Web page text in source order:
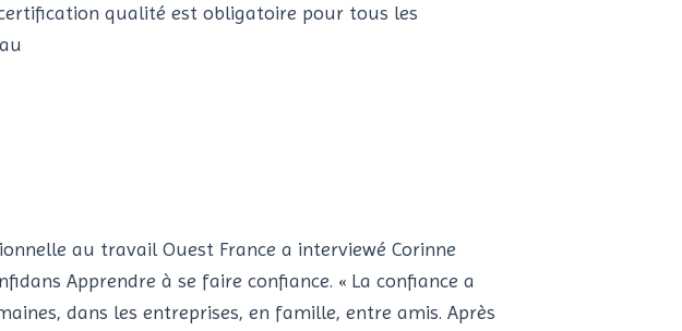
certification qualité est obligatoire pour tous les
au travail Ouest France a interviewé Corinne
Apprendre à se faire confiance. « La confiance a
dans les entreprises, en famille, entre amis. Après